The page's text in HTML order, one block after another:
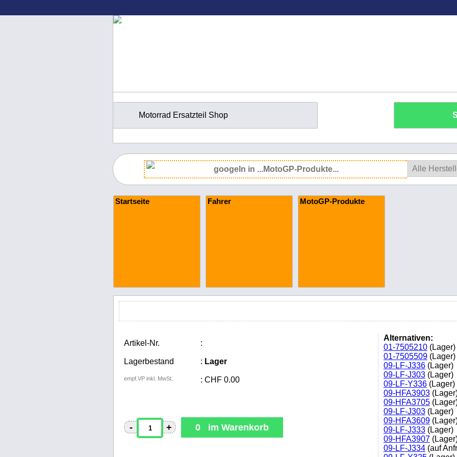
Motorrad Ersatzteil Shop
Startseite Fahrer MotoGP-Produkte
Artikel-Nr. :
Lagerbestand : Lager
empf.VP inkl. MwSt. : CHF 0.00
- + 0 im Warenkorb
Alternativen:
01-7505210(Lager)
01-7505509(Lager)
09-LF-J336(Lager)
09-LF-J303(Lager)
09-LF-Y336(Lager)
09-HFA3903
09-HFA3705
09-LF-J303(Lager)
09-HFA3609
09-LF-J333(Lager)
09-HFA3907
09-LF-J334(auf